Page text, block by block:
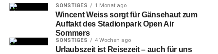
künstlerischen Leiter des Theaterlabors.
SONSTIGES 1 Monat ago
Wincent Weiss sorgt für Gänsehaut zum
Auftakt des Stadionpark Open Air
Sommers
SONSTIGES 4 Wochen ago
Urlaubszeit ist Reisezeit – auch für uns